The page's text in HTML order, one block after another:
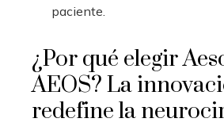
paciente.
¿Por qué elegir
AEOS? La
redefine la